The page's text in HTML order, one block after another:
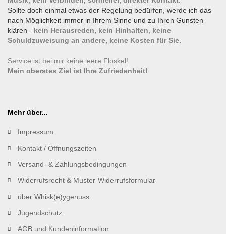
Sollte doch einmal etwas der Regelung bedürfen, werde ich das
nach Möglichkeit immer in Ihrem Sinne und zu Ihren Gunsten
klären - kein Herausreden, kein Hinhalten, keine
Schuldzuweisung an andere, keine Kosten für Sie.
Service ist bei mir keine leere Floskel!
Mein oberstes Ziel ist Ihre Zufriedenheit!
Mehr über...
Impressum
Kontakt / Öffnungszeiten
Versand- & Zahlungsbedingungen
Widerrufsrecht & Muster-Widerrufsformular
über Whisk(e)ygenuss
Jugendschutz
AGB und Kundeninformation